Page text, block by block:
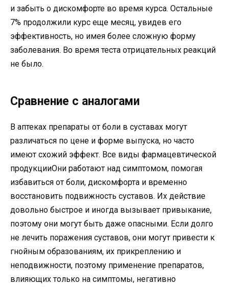
и забыть о дискомфорте во время курса. Остальные
7% продолжили курс еще месяц, увидев его
эффективность, но имея более сложную форму
заболевания. Во время теста отрицательных реакций
не было.
Сравнение с аналогами
В аптеках препараты от боли в суставах могут
различаться по цене и форме выпуска, но часто
имеют схожий эффект. Все виды фармацевтической
продукцииОни работают над симптомом, помогая
избавиться от боли, дискомфорта и временно
восстановить подвижность суставов. Их действие
довольно быстрое и иногда вызывает привыкание,
поэтому они могут быть даже опасными. Если долго
не лечить поражения суставов, они могут привести к
гнойным образованиям, их прикреплению и
неподвижности, поэтому применение препаратов,
влияющих только на симптомы, негативно